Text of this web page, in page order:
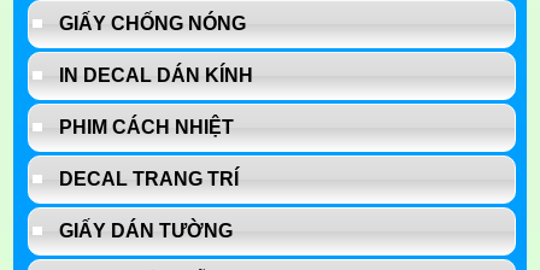
GIẤY CHỐNG NÓNG
IN DECAL DÁN KÍNH
PHIM CÁCH NHIỆT
DECAL TRANG TRÍ
GIẤY DÁN TƯỜNG